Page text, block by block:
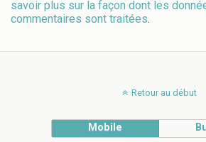
savoir plus sur la façon dont les
commentaires sont traitées.
Retour au début
Mobile